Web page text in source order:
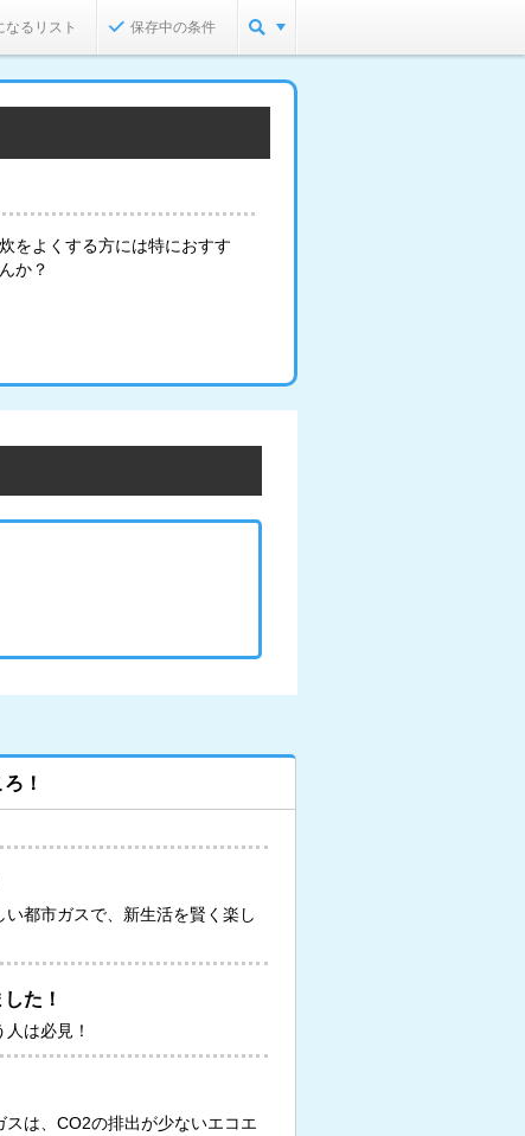
なるリスト 保存中の条件
をよくする方には特におすす
か？
！
都市ガスで、新生活を賢く楽し
た！
は必見！
は、CO2の排出が少ないエコエ